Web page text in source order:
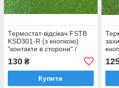
Термостат-відсікач FSTB
KSD301-R (з кнопкою)
"контакти в сторони" /
Траб=85°С / 10А / 250V до
бойлерів
130 ₴
Купити